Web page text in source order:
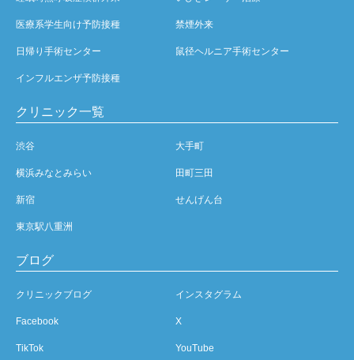
医療系学生向け予防接種 禁煙外来
日帰り手術センター 鼠径ヘルニア手術センター
インフルエンザ予防接種
クリニック一覧
渋谷 大手町
横浜みなとみらい 田町三田
新宿 せんげん台
東京駅八重洲
ブログ
クリニックブログ インスタグラム
Facebook X
TikTok YouTube